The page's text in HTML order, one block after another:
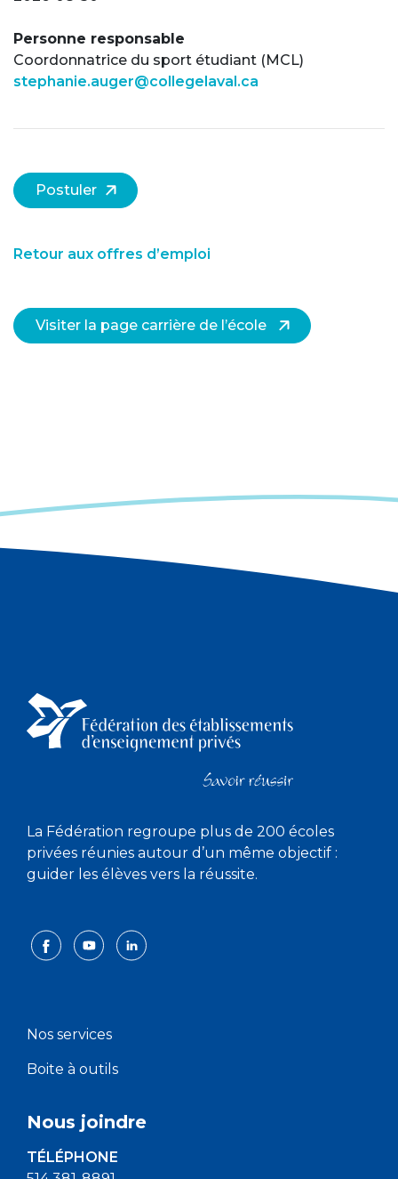
Personne responsable
Coordonnatrice du sport étudiant (MCL)
stephanie.auger@collegelaval.ca
Postuler
Retour aux offres d’emploi
Visiter la page carrière de l’école
La Fédération regroupe plus de 200 écoles
privées réunies autour d’un même objectif :
guider les élèves vers la réussite.
Nos services
Boite à outils
Nous joindre
TÉLÉPHONE